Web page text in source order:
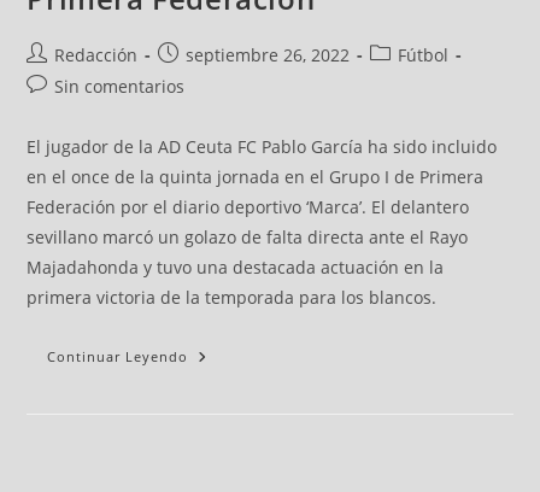
Redacción septiembre 26, 2022
Fútbol
Sin comentarios
El jugador de la AD Ceuta FC Pablo García ha sido incluido
en el once de la quinta jornada en el Grupo I de Primera
Federación por el diario deportivo ‘Marca’. El delantero
sevillano marcó un golazo de falta directa ante el Rayo
Majadahonda y tuvo una destacada actuación en la
primera victoria de la temporada para los blancos.
Continuar Leyendo